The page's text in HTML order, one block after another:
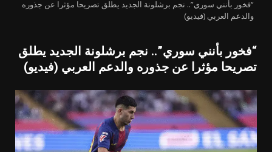
“فخور بأنني سوري”.. نجم برشلونة الجديد يطلق تصريحا مؤثرا عن جذوره
والدعم العربي (فيديو)
“فخور بأنني سوري”.. نجم برشلونة الجديد يطلق
تصريحا مؤثرا عن جذوره والدعم العربي (فيديو)